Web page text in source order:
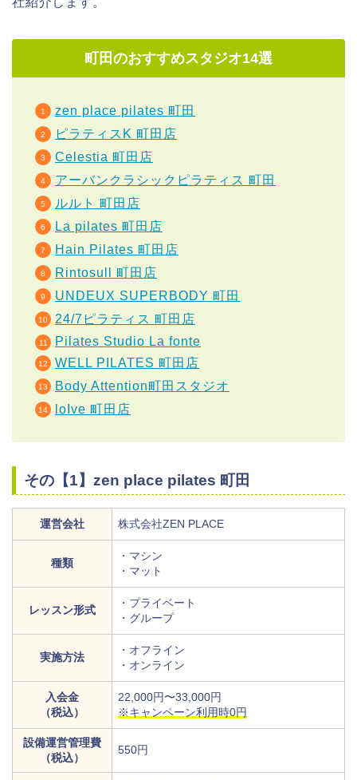
町田のおすすめスタジオ14選
zen place pilates 町田
ピラティスK 町田店
Celestia 町田店
アーバンクラシックピラティス 町田
ルルト 町田店
La pilates 町田店
Hain Pilates 町田店
Rintosull 町田店
UNDEUX SUPERBODY 町田
24/7ピラティス 町田店
Pilates Studio La fonte
WELL PILATES 町田店
Body Attention町田スタジオ
loIve 町田店
その【1】zen place pilates 町田
運営会社 株式会社ZEN PLACE
種類
・マシン
・マット
レッスン形式
・プライベート
・グループ
実施方法
・オフライン
・オンライン
入会金
（税込）
22,000円〜33,000円
※キャンペーン利用時0円
設備運営管理費
（税込）
550円